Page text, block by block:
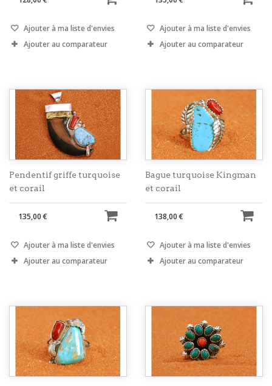
Ajouter à ma liste d'envies
Ajouter au comparateur
Ajouter à ma liste d'envies
Ajouter au comparateur
Pendentif griffe turquoise
et corail
135,00 €
Ajouter à ma liste d'envies
Ajouter au comparateur
Bague turquoise Kingman
et corail
138,00 €
Ajouter à ma liste d'envies
Ajouter au comparateur